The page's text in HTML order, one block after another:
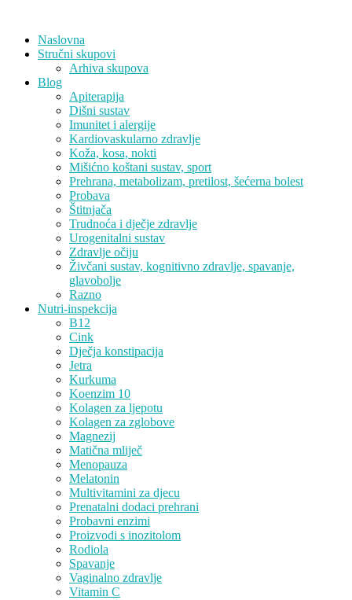
contentNaslovna
Stručni skupovi
Arhiva skupova
Blog
Apiterapija
Dišni sustav
Imunitet i alergije
Kardiovaskularno zdravlje
Koža, kosa, nokti
Mišićno koštani sustav, sport
Prehrana, metabolizam, pretilost, šećerna bolest
Probava
Štitnjača
Trudnoća i dječje zdravlje
Urogenitalni sustav
Zdravlje očiju
Živčani sustav, kognitivno zdravlje, spavanje,
glavobolje
Razno
Nutri-inspekcija
B12
Cink
Dječja konstipacija
Jetra
Kurkuma
Koenzim 10
Kolagen za ljepotu
Kolagen za zglobove
Magnezij
Matična mliječ
Menopauza
Melatonin
Multivitamini za djecu
Prenatalni dodaci prehrani
Probavni enzimi
Proizvodi s inozitolom
Rodiola
Spavanje
Vaginalno zdravlje
Vitamin C